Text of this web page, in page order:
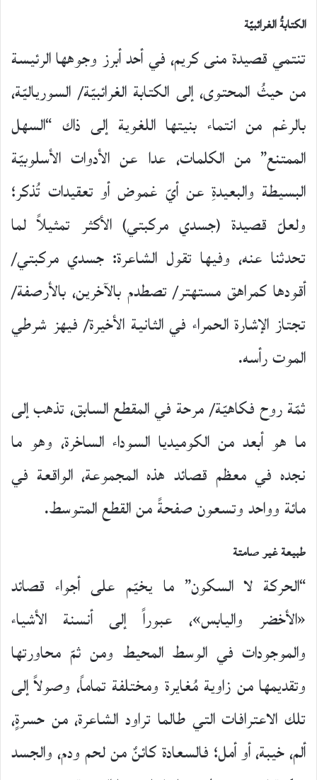
الكتابةُ الغرائبيّة
تنتمي قصيدة منى كريم، في أحد أبرز وجوهها الرئيسة
من حيثُ المحتوى، إلى الكتابة الغرائبيّة/ السورياليّة،
بالرغم من انتماء بنيتها اللغوية إلى ذاك “السهل
الممتنع” من الكلمات، عدا عن الأدوات الأسلوبيّة
البسيطة والبعيدةِ عن أيّ غموض أو تعقيدات تُذكر؛
ولعلّ قصيدة (جسدي مركبتي) الأكثر تمثيلاً لما
تحدثنا عنه، وفيها تقول الشاعرة: جسدي مركبتي/
أقودها كمراهق مستهتر/ تصطدم بالآخرين، بالأرصفة/
تجتاز الإشارة الحمراء في الثانية الأخيرة/ فيهز شرطي
الموت رأسه.
ثمّة روح فكاهيّة/ مرحة في المقطع السابق، تذهب إلى
ما هو أبعد من الكوميديا السوداء الساخرة، وهو ما
نجده في معظم قصائد هذه المجموعة، الواقعة في
مائة وواحد وتسعون صفحةً من القطع المتوسط.
طبيعة غير صامتة
“الحركة لا السكون” ما يخيّم على أجواء قصائد
«الأخضر واليابس»، عبوراً إلى أنسنة الأشياء
والموجودات في الوسط المحيط ومن ثمّ محاورتها
وتقديمها من زاوية مُغايرة ومختلفة تماماً، وصولاً إلى
تلك الاعترافات التي طالما تراود الشاعرة، من حسرةٍ،
ألم، خيبة، أو أمل؛ فالسعادة كائنٌ من لحم ودم، والجسد